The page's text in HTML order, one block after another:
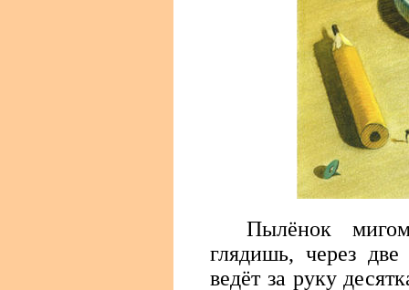
Пылёнок
глядишь, через
ведёт за руку